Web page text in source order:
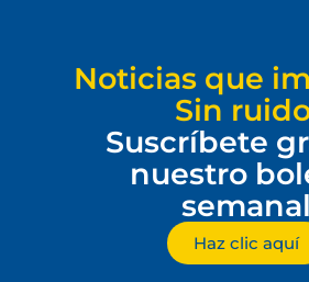
Noticias que
Sin
Suscríbete
nuestro
semanal
Haz clic aquí